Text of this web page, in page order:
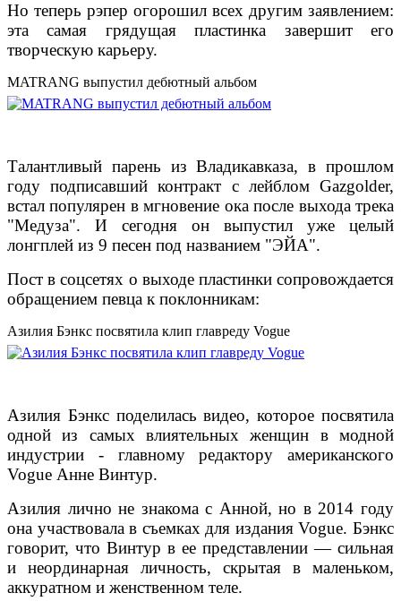
Но теперь рэпер огорошил всех другим заявлением:
эта самая грядущая пластинка завершит его
творческую карьеру.
MATRANG выпустил дебютный альбом
Талантливый парень из Владикавказа, в прошлом
году подписавший контракт с лейблом Gazgolder,
встал популярен в мгновение ока после выхода трека
"Медуза". И сегодня он выпустил уже целый
лонгплей из 9 песен под названием "ЭЙА".
Пост в соцсетях о выходе пластинки сопровождается
обращением певца к поклонникам:
Азилия Бэнкс посвятила клип главреду Vogue
Азилия Бэнкс поделилась видео, которое посвятила
одной из самых влиятельных женщин в модной
индустрии - главному редактору американского
Vogue Анне Винтур.
Азилия лично не знакома с Анной, но в 2014 году
она участвовала в съемках для издания Vogue. Бэнкс
говорит, что Винтур в ее представлении — сильная
и неординарная личность, скрытая в маленьком,
аккуратном и женственном теле.